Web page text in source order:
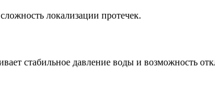
локализации протечек.
стабильное давление воды и возможность